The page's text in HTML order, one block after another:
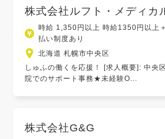
株式会社ルフト・メディカ
時給 1,350円以上 時給1350円以上
払い制度あり
北海道 札幌市中央区
しゅふの働くを応援！ [求人概要]: 中
院でのサポート事務★未経験O...
株式会社G&G